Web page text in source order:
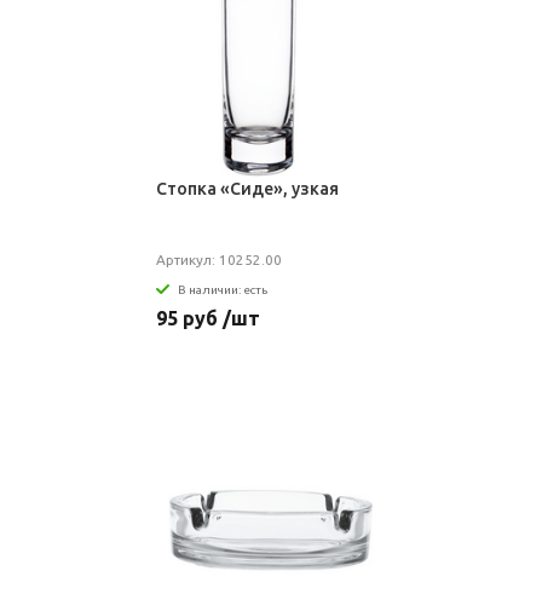
Стопка «Сиде», узкая
Артикул: 10252.00
В наличии: есть
95 руб /шт